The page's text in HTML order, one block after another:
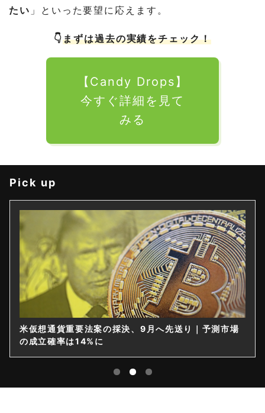
たい 」といった要望に応えます。
👇まずは過去の実績をチェック！
【Candy Drops】
今すぐ詳細を見て
みる
Pick up
米仮想通貨重要法案の採決、9月へ先送り｜予測市場
の成立確率は14%に